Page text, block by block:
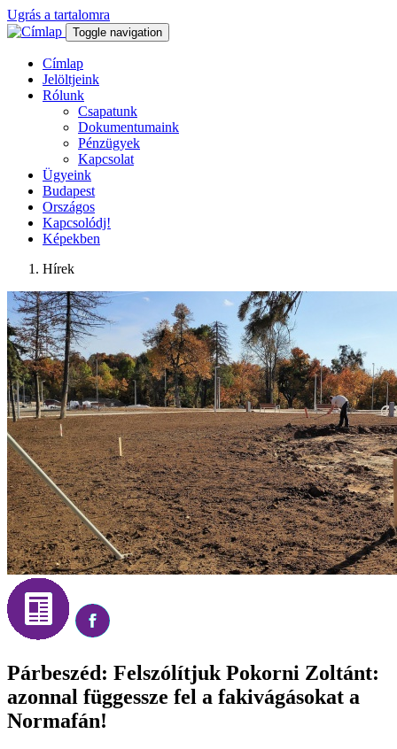
Ugrás a tartalomra
Toggle navigation
Címlap
Jelöltjeink
Rólunk
Csapatunk
Dokumentumaink
Pénzügyek
Kapcsolat
Ügyeink
Budapest
Országos
Kapcsolódj!
Képekben
Hírek
Párbeszéd: Felszólítjuk Pokorni Zoltánt:
azonnal függessze fel a fakivágásokat a
Normafán!